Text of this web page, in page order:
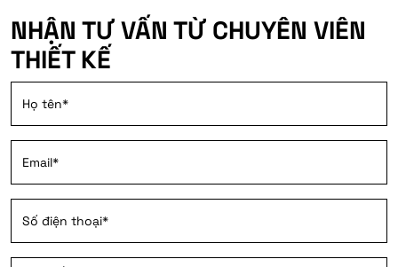
NHẬN TƯ VẤN TỪ CHUYÊN VIÊN
THIẾT KẾ